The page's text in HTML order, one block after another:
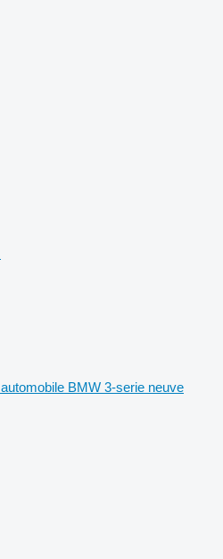
automobile BMW 3-serie neuve